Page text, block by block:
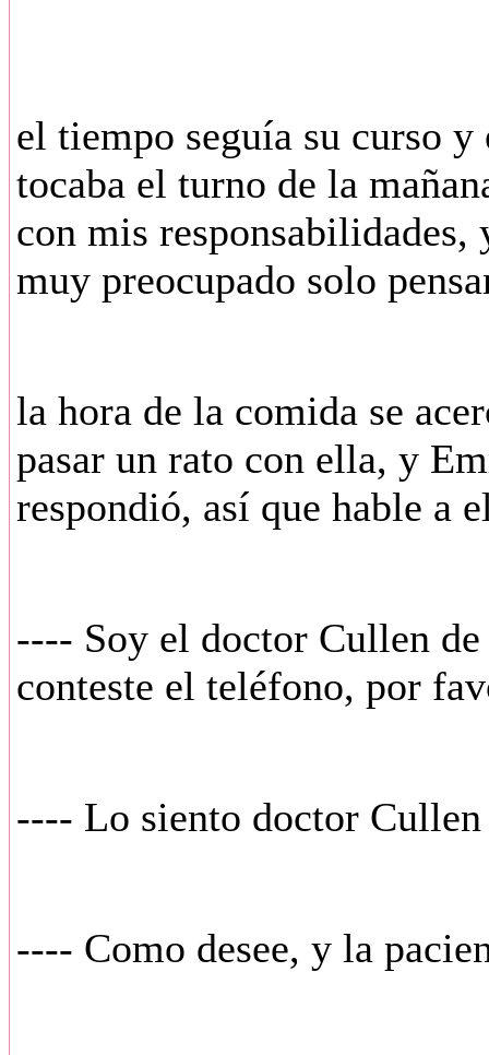
el tiempo seguía su curso
tocaba el turno de la
con mis responsabilidades,
muy preocupado solo
la hora de la comida se
pasar un rato con ella, y
respondió, así que hable a
---- Soy el doctor Cullen de
conteste el teléfono, por
---- Lo siento doctor Cullen
---- Como desee, y la